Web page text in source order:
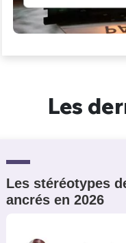
Les
Les stéréotypes
ancrés en 2026